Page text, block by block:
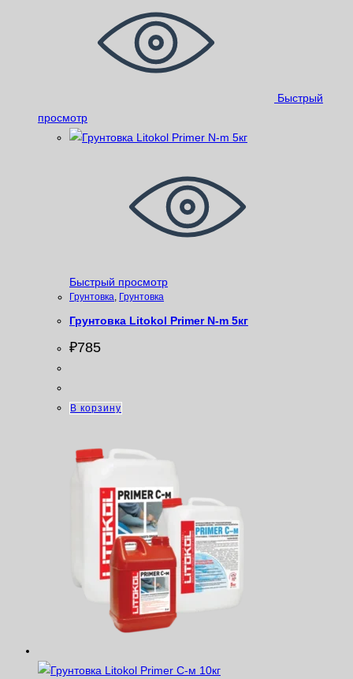
Быстрый
просмотр
Быстрый просмотр
Грунтовка, Грунтовка
Грунтовка Litokol Primer N-m 5кг
₽785
В корзину